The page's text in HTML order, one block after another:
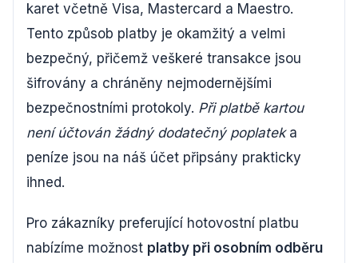
karet včetně Visa, Mastercard a Maestro.
Tento způsob platby je okamžitý a velmi
bezpečný, přičemž veškeré transakce jsou
šifrovány a chráněny nejmodernějšími
bezpečnostními protokoly. Při platbě kartou
není účtován žádný dodatečný poplateka
peníze jsou na náš účet připsány prakticky
ihned.
Pro zákazníky preferující hotovostní platbu
nabízíme možnost platby při osobním odběru